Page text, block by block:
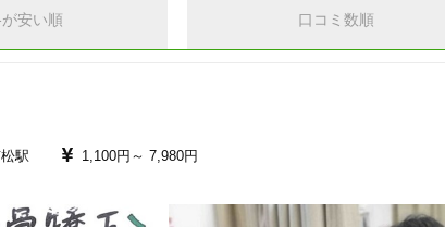
安い順 口コミ数順
駅 1,100円～ 7,980円